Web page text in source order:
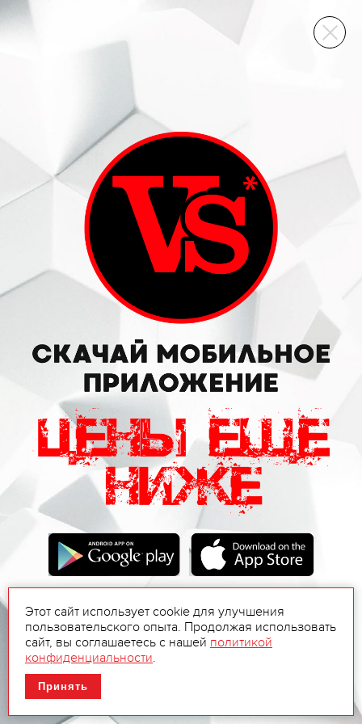
ВИННЫЙ СКЛАД
Этот сайт использует cookie для улучшения
пользовательского опыта. Продолжая использовать
сайт, вы соглашаетесь с нашей политикой
конфиденциальности.
Принять